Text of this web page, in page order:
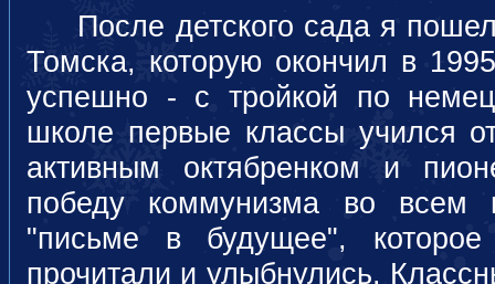
После детского сада я
Томска, которую окончил в
успешно - с тройкой по
школе первые классы учился
активным октябренком и
победу коммунизма во
"письме в будущее",
прочитали и улыбнулись.